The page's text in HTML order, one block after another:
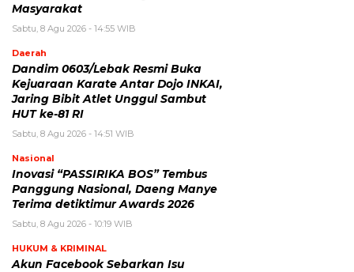
Masyarakat
Sabtu, 8 Agu 2026 - 14:55 WIB
Daerah
Dandim 0603/Lebak Resmi Buka
Kejuaraan Karate Antar Dojo INKAI,
Jaring Bibit Atlet Unggul Sambut
HUT ke-81 RI
Sabtu, 8 Agu 2026 - 14:51 WIB
Nasional
Inovasi “PASSIRIKA BOS” Tembus
Panggung Nasional, Daeng Manye
Terima detiktimur Awards 2026
Sabtu, 8 Agu 2026 - 10:19 WIB
HUKUM & KRIMINAL
Akun Facebook Sebarkan Isu